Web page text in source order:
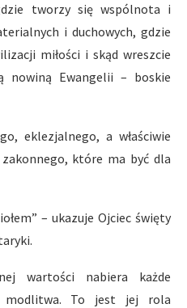
tworzy się wspólnota i
i duchowych, gdzie
miłości i skąd wreszcie
nowiną Ewangelii – boskie
eklezjalnego, a właściwie
zakonnego, które ma być dla
– ukazuje Ojciec święty
wartości nabiera każde
modlitwa. To jest jej rola